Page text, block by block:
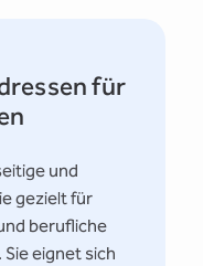
für
und
gezielt für
berufliche
eignet sich